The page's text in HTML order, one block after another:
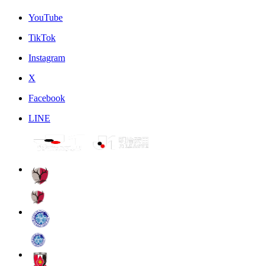
YouTube
TikTok
Instagram
X
Facebook
LINE